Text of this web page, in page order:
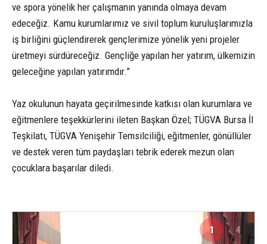
ve spora yönelik her çalışmanın yanında olmaya devam
edeceğiz. Kamu kurumlarımız ve sivil toplum kuruluşlarımızla
iş birliğini güçlendirerek gençlerimize yönelik yeni projeler
üretmeyi sürdüreceğiz. Gençliğe yapılan her yatırım, ülkemizin
geleceğine yapılan yatırımdır.”
Yaz okulunun hayata geçirilmesinde katkısı olan kurumlara ve
eğitmenlere teşekkürlerini ileten Başkan Özel; TÜGVA Bursa İl
Teşkilatı, TÜGVA Yenişehir Temsilciliği, eğitmenler, gönüllüler
ve destek veren tüm paydaşları tebrik ederek mezun olan
çocuklara başarılar diledi.
1 4